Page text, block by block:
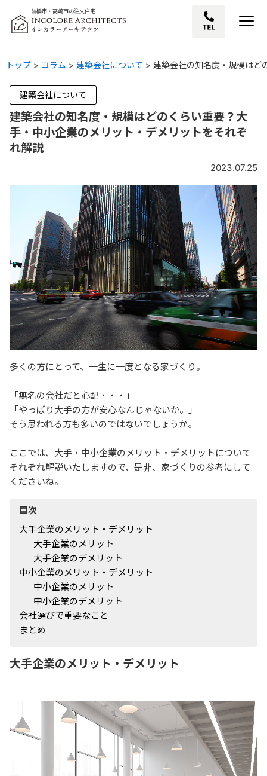
前橋市・高崎市の注文住宅
トップ > コラム > 建築会社について > 建築会社の知名度・規模はど
建築会社について
建築会社の知名度・規模はどのくらい重要？大
手・中小企業のメリット・デメリットをそれぞ
れ解説
2023.07.25
多くの方にとって、一生に一度となる家づくり。
「無名の会社だと心配・・・」
「やっぱり大手の方が安心なんじゃないか。」
そう思われる方も多いのではないでしょうか。
ここでは、大手・中小企業のメリット・デメリットについて
それぞれ解説いたしますので、是非、家づくりの参考にして
くださいね。
目次
大手企業のメリット・デメリット
大手企業のメリット
大手企業のデメリット
中小企業のメリット・デメリット
中小企業のメリット
中小企業のデメリット
会社選びで重要なこと
まとめ
大手企業のメリット・デメリット